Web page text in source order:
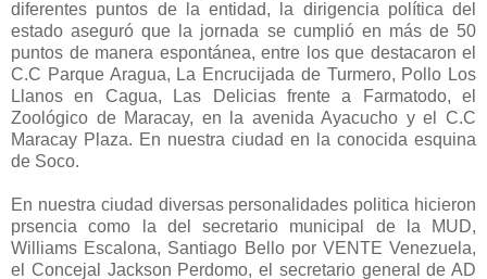
diferentes puntos de la entidad, la dirigencia política del
estado aseguró que la jornada se cumplió en más de 50
puntos de manera espontánea, entre los que destacaron el
C.C Parque Aragua, La Encrucijada de Turmero, Pollo Los
Llanos en Cagua, Las Delicias frente a Farmatodo, el
Zoológico de Maracay, en la avenida Ayacucho y el C.C
Maracay Plaza. En nuestra ciudad en la conocida esquina
de Soco.
En nuestra ciudad diversas personalidades politica hicieron
prsencia como la del secretario municipal de la MUD,
Williams Escalona, Santiago Bello por VENTE Venezuela,
el Concejal Jackson Perdomo, el secretario general de AD